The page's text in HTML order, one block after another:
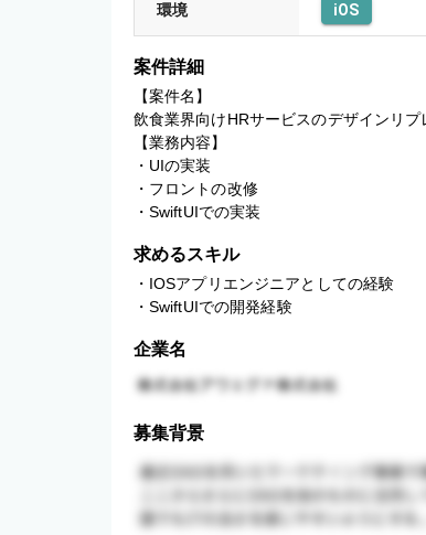
環境 iOS
案件詳細
【案件名】
飲食業界向けHRサービスのデザインリプ
【業務内容】
・UIの実装
・フロントの改修
求めるスキル
・IOSアプリエンジニアとしての経験
・SwiftUIでの開発経験
企業名
募集背景